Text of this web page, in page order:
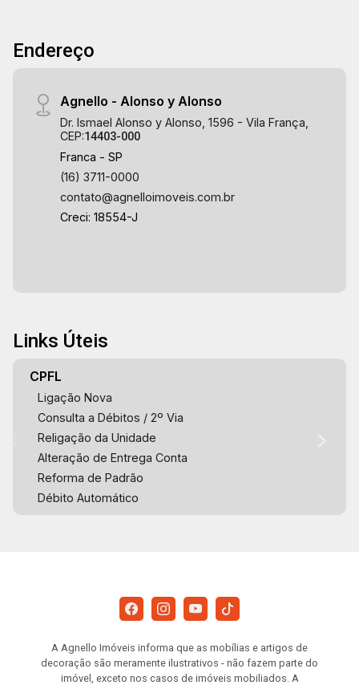
Endereço
Agnello - Alonso y Alonso
Dr. Ismael Alonso y Alonso, 1596 - Vila França,
CEP:14403-000
Franca - SP
(16) 3711-0000
contato@agnelloimoveis.com.br
Creci: 18554-J
Links Úteis
CPFL
Ligação Nova
Consulta a Débitos / 2º Via
Religação da Unidade
Alteração de Entrega Conta
Reforma de Padrão
Débito Automático
A Agnello Imóveis informa que as mobílias e artigos de
decoração são meramente ilustrativos - não fazem parte do
imóvel, exceto nos casos de imóveis mobiliados. A